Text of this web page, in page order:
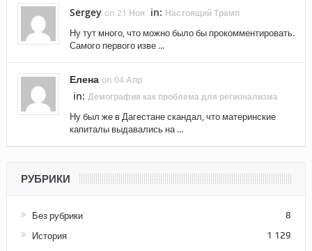
Sergey on 21 Ноя in: Настоящий Трамп
Ну тут много, что можно было бы прокомментировать.
Самого первого изве ...
Елена on 04 Апр
in: Демография как проблема для регионализма
Ну был же в Дагестане скандал, что материнские
капиталы выдавались на ...
РУБРИКИ
Без рубрики 8
История 1 129